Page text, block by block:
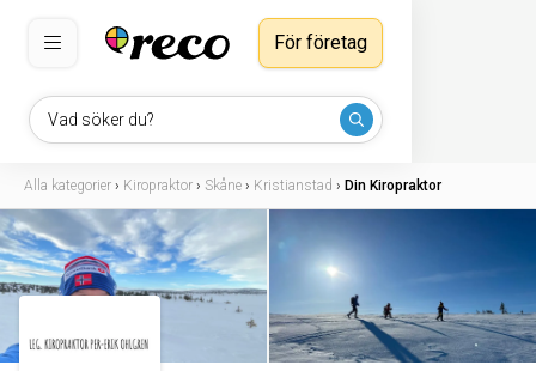
Vad söker du?
För företag
Alla kategorier › Kiropraktor › Skåne › Kristianstad › Din Kiropraktor